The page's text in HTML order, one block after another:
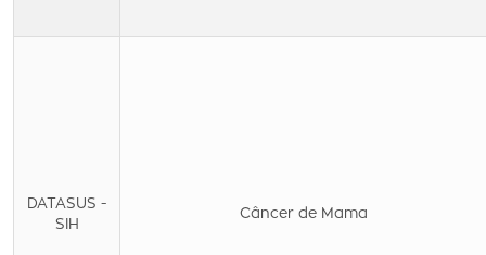
DATASUS -
SIH
Câncer de Mama